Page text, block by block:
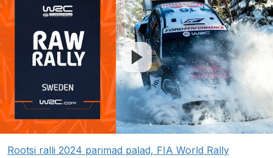
Rootsi ralli 2024 parimad palad, FIA World Rally